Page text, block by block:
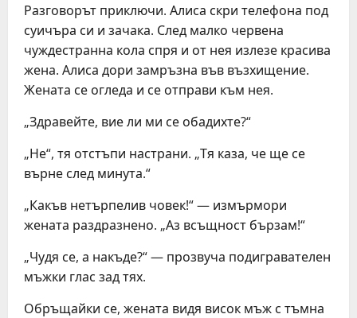
Разговорът приключи. Алиса скри телефона под
суичъра си и зачака. След малко червена
чуждестранна кола спря и от нея излезе красива
жена. Алиса дори замръзна във възхищение.
Жената се огледа и се отправи към нея.
„Здравейте, вие ли ми се обадихте?“
„Не“, тя отстъпи настрани. „Тя каза, че ще се
върне след минута.“
„Какъв нетърпелив човек!“ — измърмори
жената раздразнено. „Аз всъщност бързам!“
„Чудя се, а накъде?“ — прозвуча подигравателен
мъжки глас зад тях.
Обръщайки се, жената видя висок мъж с тъмна